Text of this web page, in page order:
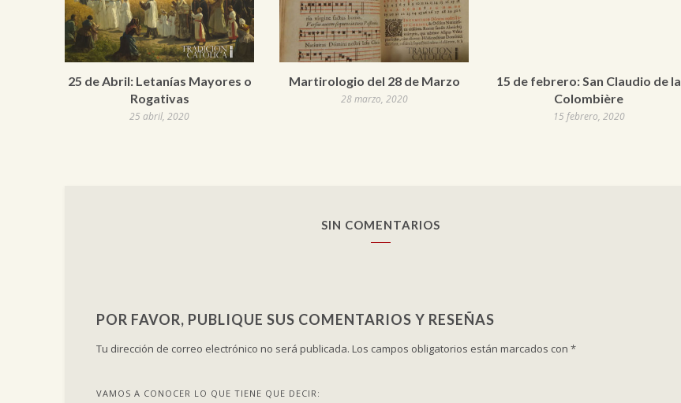
25 de Abril: Letanías Mayores o
Rogativas
25 abril, 2020
Martirologio del 28 de Marzo
28 marzo, 2020
15 de febrero: San Claudio de la
Colombière
15 febrero, 2020
SIN COMENTARIOS
POR FAVOR, PUBLIQUE SUS COMENTARIOS Y RESEÑAS
Tu dirección de correo electrónico no será publicada. Los campos obligatorios están marcados con *
VAMOS A CONOCER LO QUE TIENE QUE DECIR: